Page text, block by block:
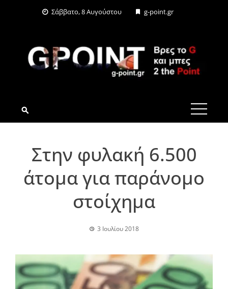
Σάββατο, 8 Αυγούστου g-point.gr
G-POINT.GR
Στην φυλακή 6.500
άτομα για παράνομο
στοίχημα
3 Ιουλίου 2018